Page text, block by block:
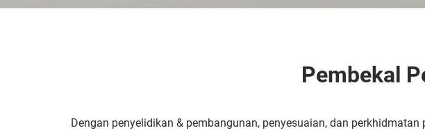
Pembekal
Dengan penyelidikan & pembangunan, penyesuaian, dan